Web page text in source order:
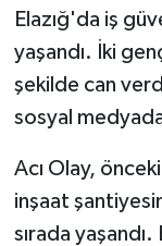
Elazığ'da iş
yaşandı. İki
şekilde can
sosyal medyada
Acı Olay,
inşaat
sırada